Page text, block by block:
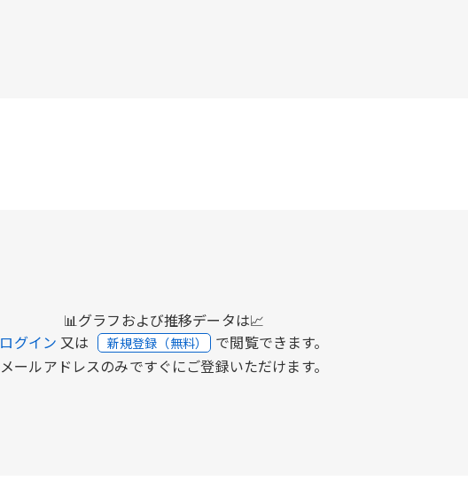
📊グラフおよび推移データは📈
ログイン 又は 新規登録（無料） で閲覧できます。
メールアドレスのみですぐにご登録いただけます。